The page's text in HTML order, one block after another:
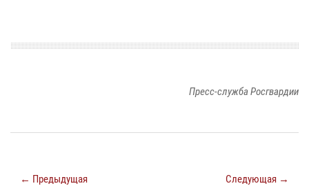
Пресс-служба Росгвардии
← Предыдущая Следующая →